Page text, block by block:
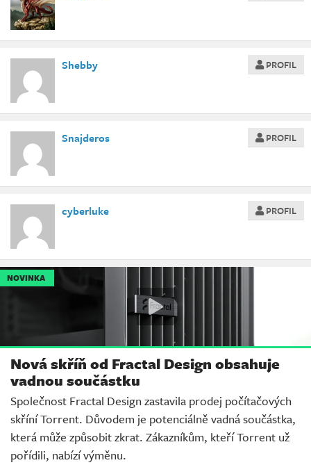
Shebby PROFIL
Snajderos PROFIL
cyberluke PROFIL
NOVINKA
Nová skříň od Fractal Design obsahuje
vadnou součástku
Společnost Fractal Design zastavila prodej počítačových
skříní Torrent. Důvodem je potenciálně vadná součástka,
která může způsobit zkrat. Zákazníkům, kteří Torrent už
pořídili, nabízí výměnu.